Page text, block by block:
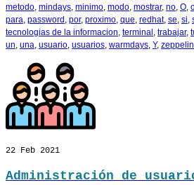
metodo mindays minimo modo mostrar, no O
para password por, proximo que redhat, se si
tecnologias de la informacion terminal trabajar,
un una usuario usuarios warmdays Y,
22 Feb 2021
Administración de